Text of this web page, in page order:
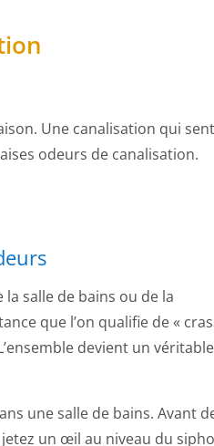
Une canalisation qui sent
odeurs de canalisation.
salle de bains ou de la
que l’on qualifie de «
devient un véritable
une salle de bains. Avant
un œil au niveau du